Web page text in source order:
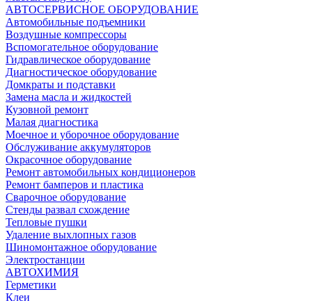
АВТОСЕРВИСНОЕ ОБОРУДОВАНИЕ
Автомобильные подъемники
Воздушные компрессоры
Вспомогательное оборудование
Гидравлическое оборудование
Диагностическое оборудование
Домкраты и подставки
Замена масла и жидкостей
Кузовной ремонт
Малая диагностика
Моечное и уборочное оборудование
Обслуживание аккумуляторов
Окрасочное оборудование
Ремонт автомобильных кондиционеров
Ремонт бамперов и пластика
Сварочное оборудование
Стенды развал схождение
Тепловые пушки
Удаление выхлопных газов
Шиномонтажное оборудование
Электростанции
АВТОХИМИЯ
Герметики
Клеи